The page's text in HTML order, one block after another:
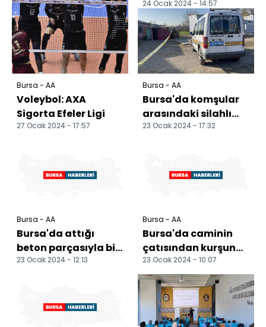
Bursa - AA
Voleybol: AXA
Sigorta Efeler Ligi
27 Ocak 2024 - 17:57
altında kalan
motosikletin
sürücüsü öldü
24 Ocak 2024 - 14:57
Bursa - AA
Bursa'da komşular
arasındaki silahlı
kavgada 1 kişi öldü, 1
23 Ocak 2024 - 17:32
Bursa - AA
Bursa'da attığı
beton parçasıyla bir
kişinin ölümüne
23 Ocak 2024 - 12:13
Bursa - AA
Bursa'da caminin
çatısından kurşun
levha hırsızlığı
kamerada
23 Ocak 2024 - 10:07